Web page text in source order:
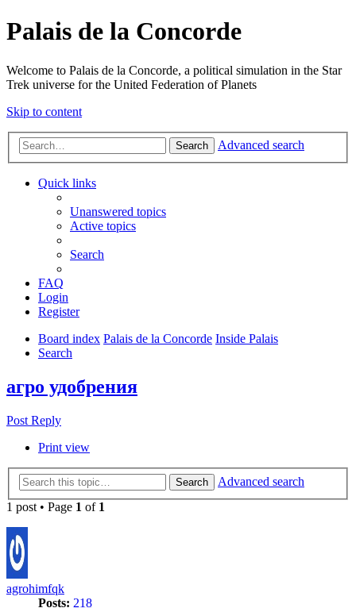
Palais de la Concorde
Welcome to Palais de la Concorde, a political simulation in the Star
Trek universe for the United Federation of Planets
Skip to content
Search Advanced search
Quick links
Unanswered topics
Active topics
Search
FAQ
Login
Register
Board index Palais de la Concorde Inside Palais
Search
агро удобрения
Post Reply
Print view
Search
Advanced search
1 post • Page 1 of 1
agrohimfqk
Posts: 218